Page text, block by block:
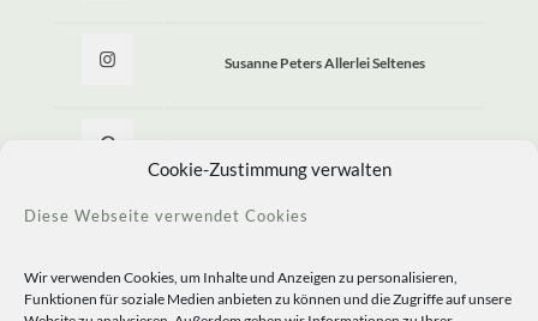
Cookie-Zustimmung verwalten
Diese Webseite verwendet Cookies
Wir verwenden Cookies, um Inhalte und Anzeigen zu personalisieren,
Funktionen für soziale Medien anbieten zu können und die Zugriffe auf unsere
Susanne Peters Allerlei Seltenes